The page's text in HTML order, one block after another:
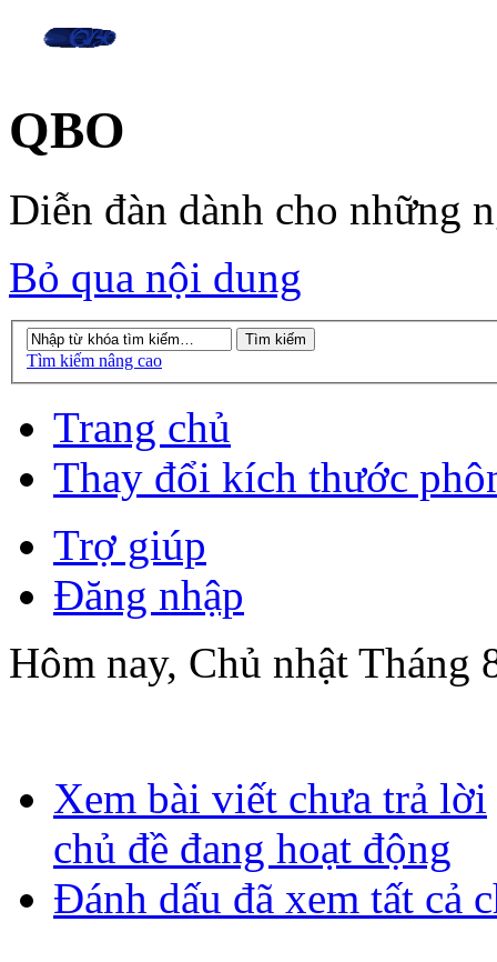
QBO
Diễn đàn dành cho những
Bỏ qua nội dung
Tìm kiếm nâng cao
Trang chủ
Thay đổi kích thước
Trợ giúp
Đăng nhập
Hôm nay, Chủ nhật Tháng
Xem bài viết chưa trả lời
chủ đề đang hoạt động
Đánh dấu đã xem tất cả